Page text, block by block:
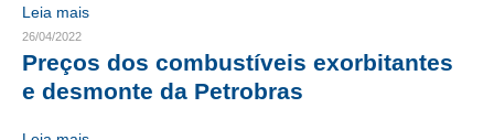
CONTRIBUIÇÕES
CONTRIBUIÇÃO ASSISTENCIAL
CONTRIBUIÇÃO ASSOCIATIVA OU ANUIDADE DE SÓCIO
Leia mais
26/04/2022
Preços dos combustíveis exorbitantes
e desmonte da Petrobras